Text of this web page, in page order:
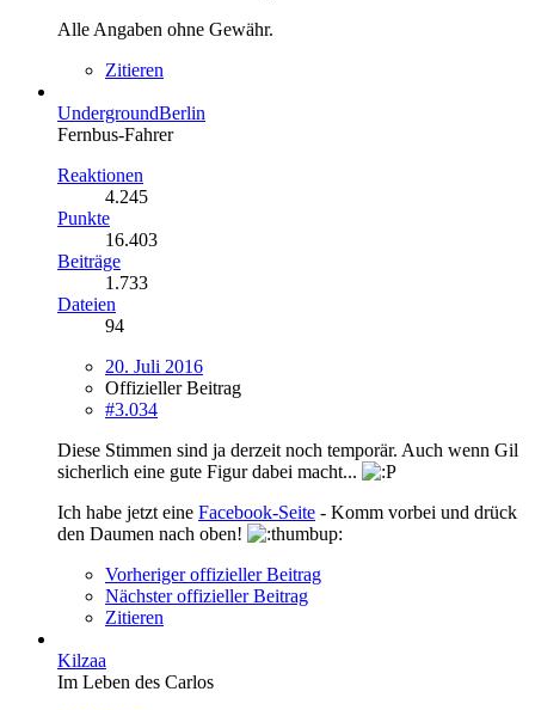
Alle Angaben ohne Gewähr.
Zitieren
UndergroundBerlin
Fernbus-Fahrer
Reaktionen
4.245
Punkte
16.403
Beiträge
1.733
Dateien
94
20. Juli 2016
Offizieller Beitrag
#3.034
Diese Stimmen sind ja derzeit noch temporär. Auch wenn Gil
sicherlich eine gute Figur dabei macht...
Ich habe jetzt eine Facebook-Seite - Komm vorbei und drück
den Daumen nach oben!
Vorheriger offizieller Beitrag
Nächster offizieller Beitrag
Zitieren
Kilzaa
Im Leben des Carlos